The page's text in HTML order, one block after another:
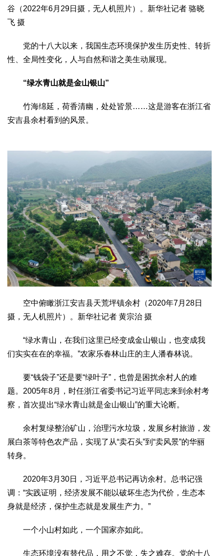
谷（2022年6月29日摄，无人机照片）。新华社记者 骆晓
飞 摄
党的十八大以来，我国生态环境保护发生历史性、转折
性、全局性变化，人与自然和谐之美生动展现。
“绿水青山就是金山银山”
竹海绵延，荷香清幽，处处皆景……这是游客在浙江省
安吉县余村看到的风景。
空中俯瞰浙江安吉县天荒坪镇余村（2020年7月28日
摄，无人机照片）。新华社记者 黄宗治 摄
“绿水青山，在我们这里已经变成金山银山，也变成我
们实实在在的幸福。”农家乐春林山庄的主人潘春林说。
要“钱袋子”还是要“绿叶子”，也曾是困扰余村人的难
题。2005年8月，时任浙江省委书记习近平同志来到余村考
察，首次提出“绿水青山就是金山银山”的重大论断。
余村复绿整治矿山，治理污水垃圾，发展乡村旅游，发
展白茶等特色农产品，实现了从“卖石头”到“卖风景”的华丽
转身。
2020年3月30日，习近平总书记再访余村。总书记强
调：“实践证明，经济发展不能以破坏生态为代价，生态本
身就是经济，保护生态就是发展生产力。”
一个小山村如此，一个国家亦如此。
生态环境没有替代品，用之不觉，失之难存。党的十八